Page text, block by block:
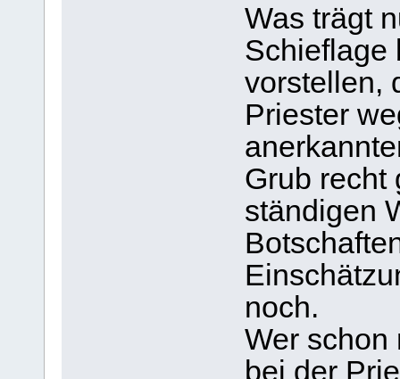
Was trägt
Schieflage
vorstellen,
Priester
Grub recht
ständigen
noch.
Wer schon
bei der